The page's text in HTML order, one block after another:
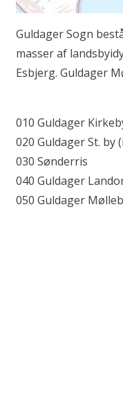
Guldager Sogn
masser af
Esbjerg. Guldager
010 Guldager
020 Guldager St. by
030 Sønderris
040 Guldager
050 Guldager